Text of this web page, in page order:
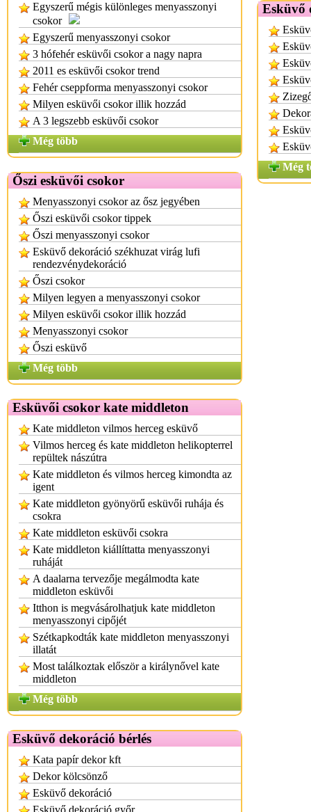
Egyszerű mégis különleges menyasszonyi
csokor
Egyszerű menyasszonyi csokor
3 hófehér esküvői csokor a nagy napra
2011 es esküvői csokor trend
Fehér cseppforma menyasszonyi csokor
Milyen esküvői csokor illik hozzád
A 3 legszebb esküvői csokor
Még több
Őszi esküvői csokor
Menyasszonyi csokor az ősz jegyében
Őszi esküvői csokor tippek
Őszi menyasszonyi csokor
Esküvő dekoráció székhuzat virág lufi
rendezvénydekoráció
Őszi csokor
Milyen legyen a menyasszonyi csokor
Milyen esküvői csokor illik hozzád
Menyasszonyi csokor
Őszi esküvő
Még több
Esküvői csokor kate middleton
Kate middleton vilmos herceg esküvő
Vilmos herceg és kate middleton helikopterrel
repültek nászútra
Kate middleton és vilmos herceg kimondta az
igent
Kate middleton gyönyörű esküvői ruhája és
csokra
Kate middleton esküvői csokra
Kate middleton kiállíttatta menyasszonyi
ruháját
A daalarna tervezője megálmodta kate
middleton esküvői
Itthon is megvásárolhatjuk kate middleton
menyasszonyi cipőjét
Szétkapkodták kate middleton menyasszonyi
illatát
Most találkoztak először a királynővel kate
middleton
Még több
Esküvő dekoráció bérlés
Kata papír dekor kft
Dekor kölcsönző
Esküvő dekoráció
Esküvő dekoráció győr
Esküvő
Még